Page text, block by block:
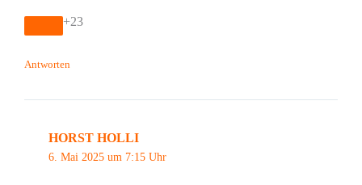
+23
Antworten
HORST HOLLI
6. Mai 2025 um 7:15 Uhr